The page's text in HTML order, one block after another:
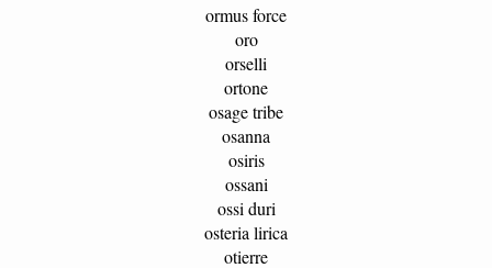
ormus force
oro
orselli
ortone
osage tribe
osanna
osiris
ossani
ossi duri
osteria lirica
otierre